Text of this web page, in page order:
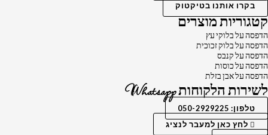
בקרו אותנו בטיקטוק
קטגוריות מוצרים
הדפסה על בלוקי עץ
הדפסה על בלוק זכוכית
הדפסה על קנבס
הדפסה על כוסות
הדפסה על אבן בזלת
לשירות הלקוחות Whatsapp
טלפון: 050-2929225
לחץ כאן למעבר לנציג